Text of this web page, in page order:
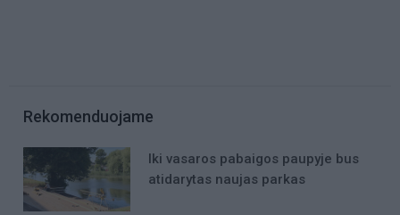
Rekomenduojame
Iki vasaros pabaigos paupyje bus
atidarytas naujas parkas